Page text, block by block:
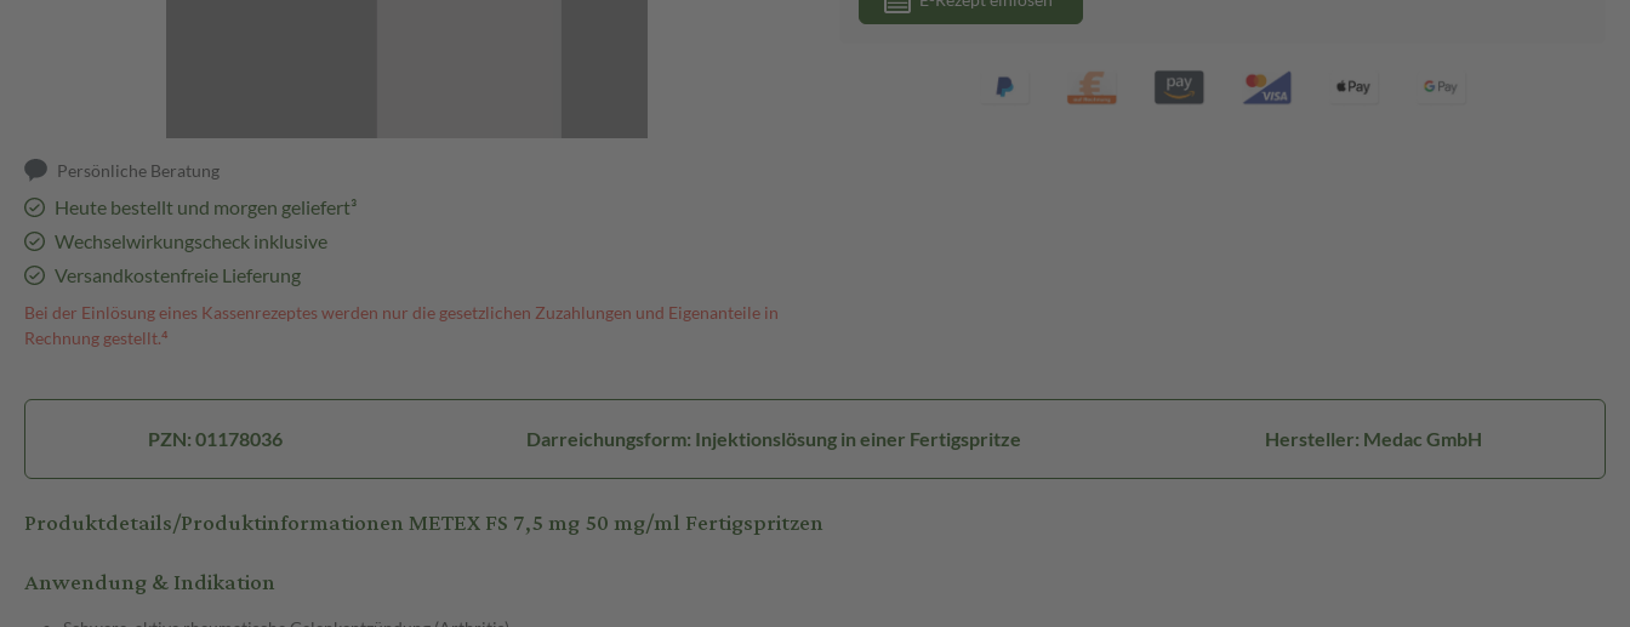
Persönliche Beratung
Heute bestellt und morgen geliefert³
Wechselwirkungscheck inklusive
Versandkostenfreie Lieferung
Bei der Einlösung eines Kassenrezeptes werden nur die gesetzlichen Zuzahlungen und Eigenanteile in
Rechnung gestellt.⁴
PZN: 01178036 Darreichungsform: Injektionslösung in einer Fertigspritze Hersteller: Medac GmbH
Produktdetails/Produktinformationen METEX FS 7,5 mg 50 mg/ml Fertigspritzen
Anwendung & Indikation